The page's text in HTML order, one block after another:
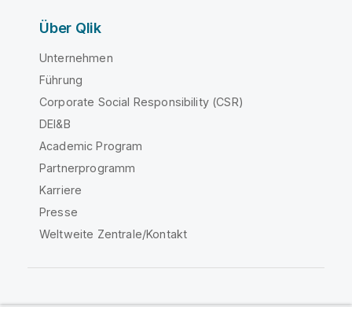
Über Qlik
Unternehmen
Führung
Corporate Social Responsibility (CSR)
DEI&B
Academic Program
Partnerprogramm
Karriere
Presse
Weltweite Zentrale/Kontakt